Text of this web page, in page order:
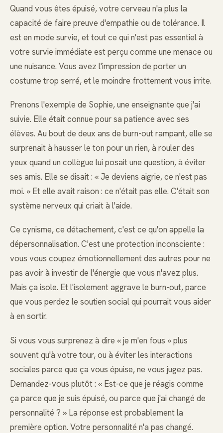
Quand vous êtes épuisé, votre cerveau n'a plus la
capacité de faire preuve d'empathie ou de tolérance. Il
est en mode survie, et tout ce qui n'est pas essentiel à
votre survie immédiate est perçu comme une menace ou
une nuisance. Vous avez l'impression de porter un
costume trop serré, et le moindre frottement vous irrite.
Prenons l'exemple de Sophie, une enseignante que j'ai
suivie. Elle était connue pour sa patience avec ses
élèves. Au bout de deux ans de burn-out rampant, elle se
surprenait à hausser le ton pour un rien, à rouler des
yeux quand un collègue lui posait une question, à éviter
ses amis. Elle se disait : « Je deviens aigrie, ce n'est pas
moi. » Et elle avait raison : ce n'était pas elle. C'était son
système nerveux qui criait à l'aide.
Ce cynisme, ce détachement, c'est ce qu'on appelle la
dépersonnalisation. C'est une protection inconsciente :
vous vous coupez émotionnellement des autres pour ne
pas avoir à investir de l'énergie que vous n'avez plus.
Mais ça isole. Et l'isolement aggrave le burn-out, parce
que vous perdez le soutien social qui pourrait vous aider
à en sortir.
Si vous vous surprenez à dire « je m'en fous » plus
souvent qu'à votre tour, ou à éviter les interactions
sociales parce que ça vous épuise, ne vous jugez pas.
Demandez-vous plutôt : « Est-ce que je réagis comme
ça parce que je suis épuisé, ou parce que j'ai changé de
personnalité ? » La réponse est probablement la
première option. Votre personnalité n'a pas changé.